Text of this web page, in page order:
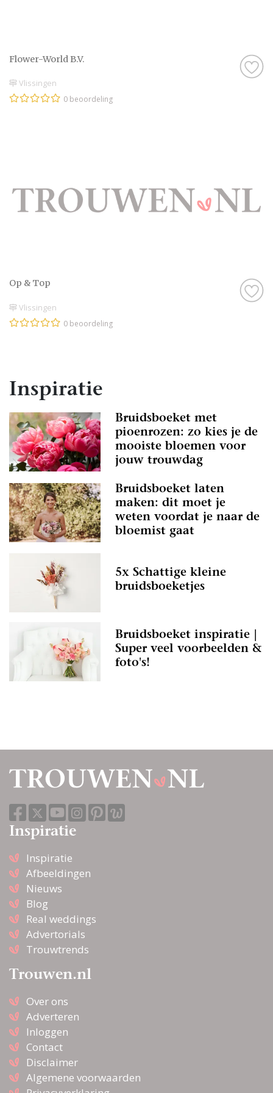
in hoe geweldig jullie bruiloft wordt met
Wij wensen jullie alvast een geweldige tijd
toe!
Flower-World B.V.
Vlissingen
0 beoordeling
Op & Top
Vlissingen
0 beoordeling
Inspiratie
Bruidsboeket met
pioenrozen: zo kies je de
mooiste bloemen voor
jouw trouwdag
Bruidsboeket laten
maken: dit moet je
weten voordat je naar de
bloemist gaat
5x Schattige kleine
bruidsboeketjes
Bruidsboeket inspiratie |
Super veel voorbeelden &
foto's!
Inspiratie
Inspiratie
Afbeeldingen
Nieuws
Blog
Real weddings
Advertorials
Trouwtrends
Trouwen.nl
Over ons
Adverteren
Inloggen
Contact
Disclaimer
Algemene voorwaarden